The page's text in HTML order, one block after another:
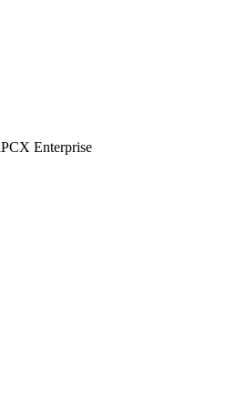
Enterprise